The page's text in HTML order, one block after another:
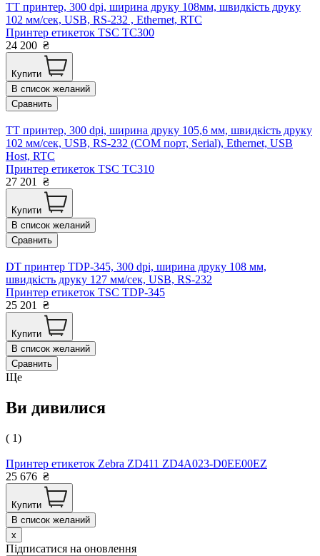
TT принтер, 300 dpi, ширина друку 108мм, швидкість друку
102 мм/сек, USB, RS-232 , Ethernet, RTC
Принтер етикеток TSC TC300
24 200 ₴
Купити
В список желаний
Сравнить
TT принтер, 300 dpi, ширина друку 105,6 мм, швидкість друку
102 мм/сек, USB, RS-232 (COM порт, Serial), Ethernet, USB
Host, RTC
Принтер етикеток TSC TC310
27 201 ₴
Купити
В список желаний
Сравнить
DT принтер TDP-345, 300 dpi, ширина друку 108 мм,
швидкість друку 127 мм/сек, USB, RS-232
Принтер етикеток TSC TDP-345
25 201 ₴
Купити
В список желаний
Сравнить
Ще
Ви дивилися
( 1)
Принтер етикеток Zebra ZD411 ZD4A023-D0EE00EZ
25 676 ₴
Купити
В список желаний
x
Підписатися на оновлення